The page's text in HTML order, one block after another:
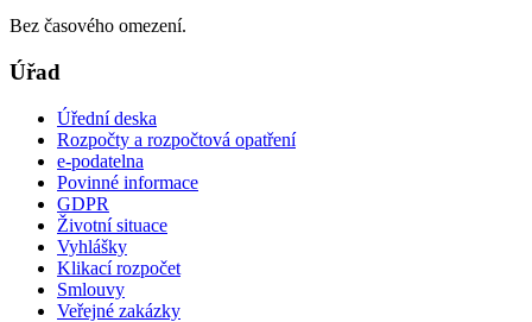
Bez časového omezení.
Úřad
Úřední deska
Rozpočty a rozpočtová opatření
e-podatelna
Povinné informace
GDPR
Životní situace
Vyhlášky
Klikací rozpočet
Smlouvy
Veřejné zakázky